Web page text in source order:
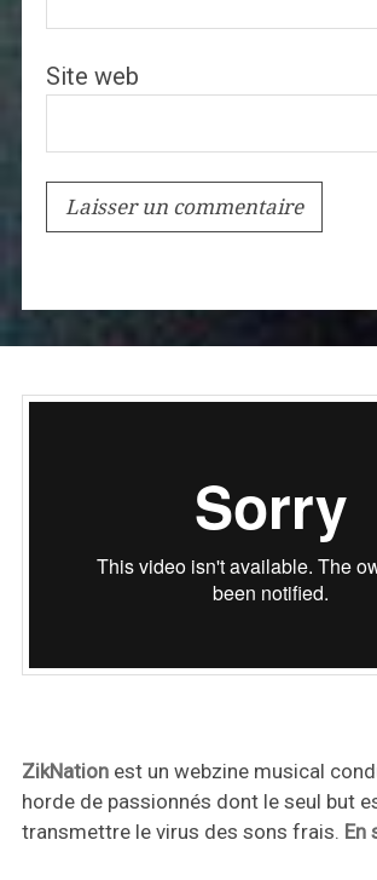
Site web
ZikNationest un webzine musical
horde de passionnés dont le seul but
transmettre le virus des sons frais. En